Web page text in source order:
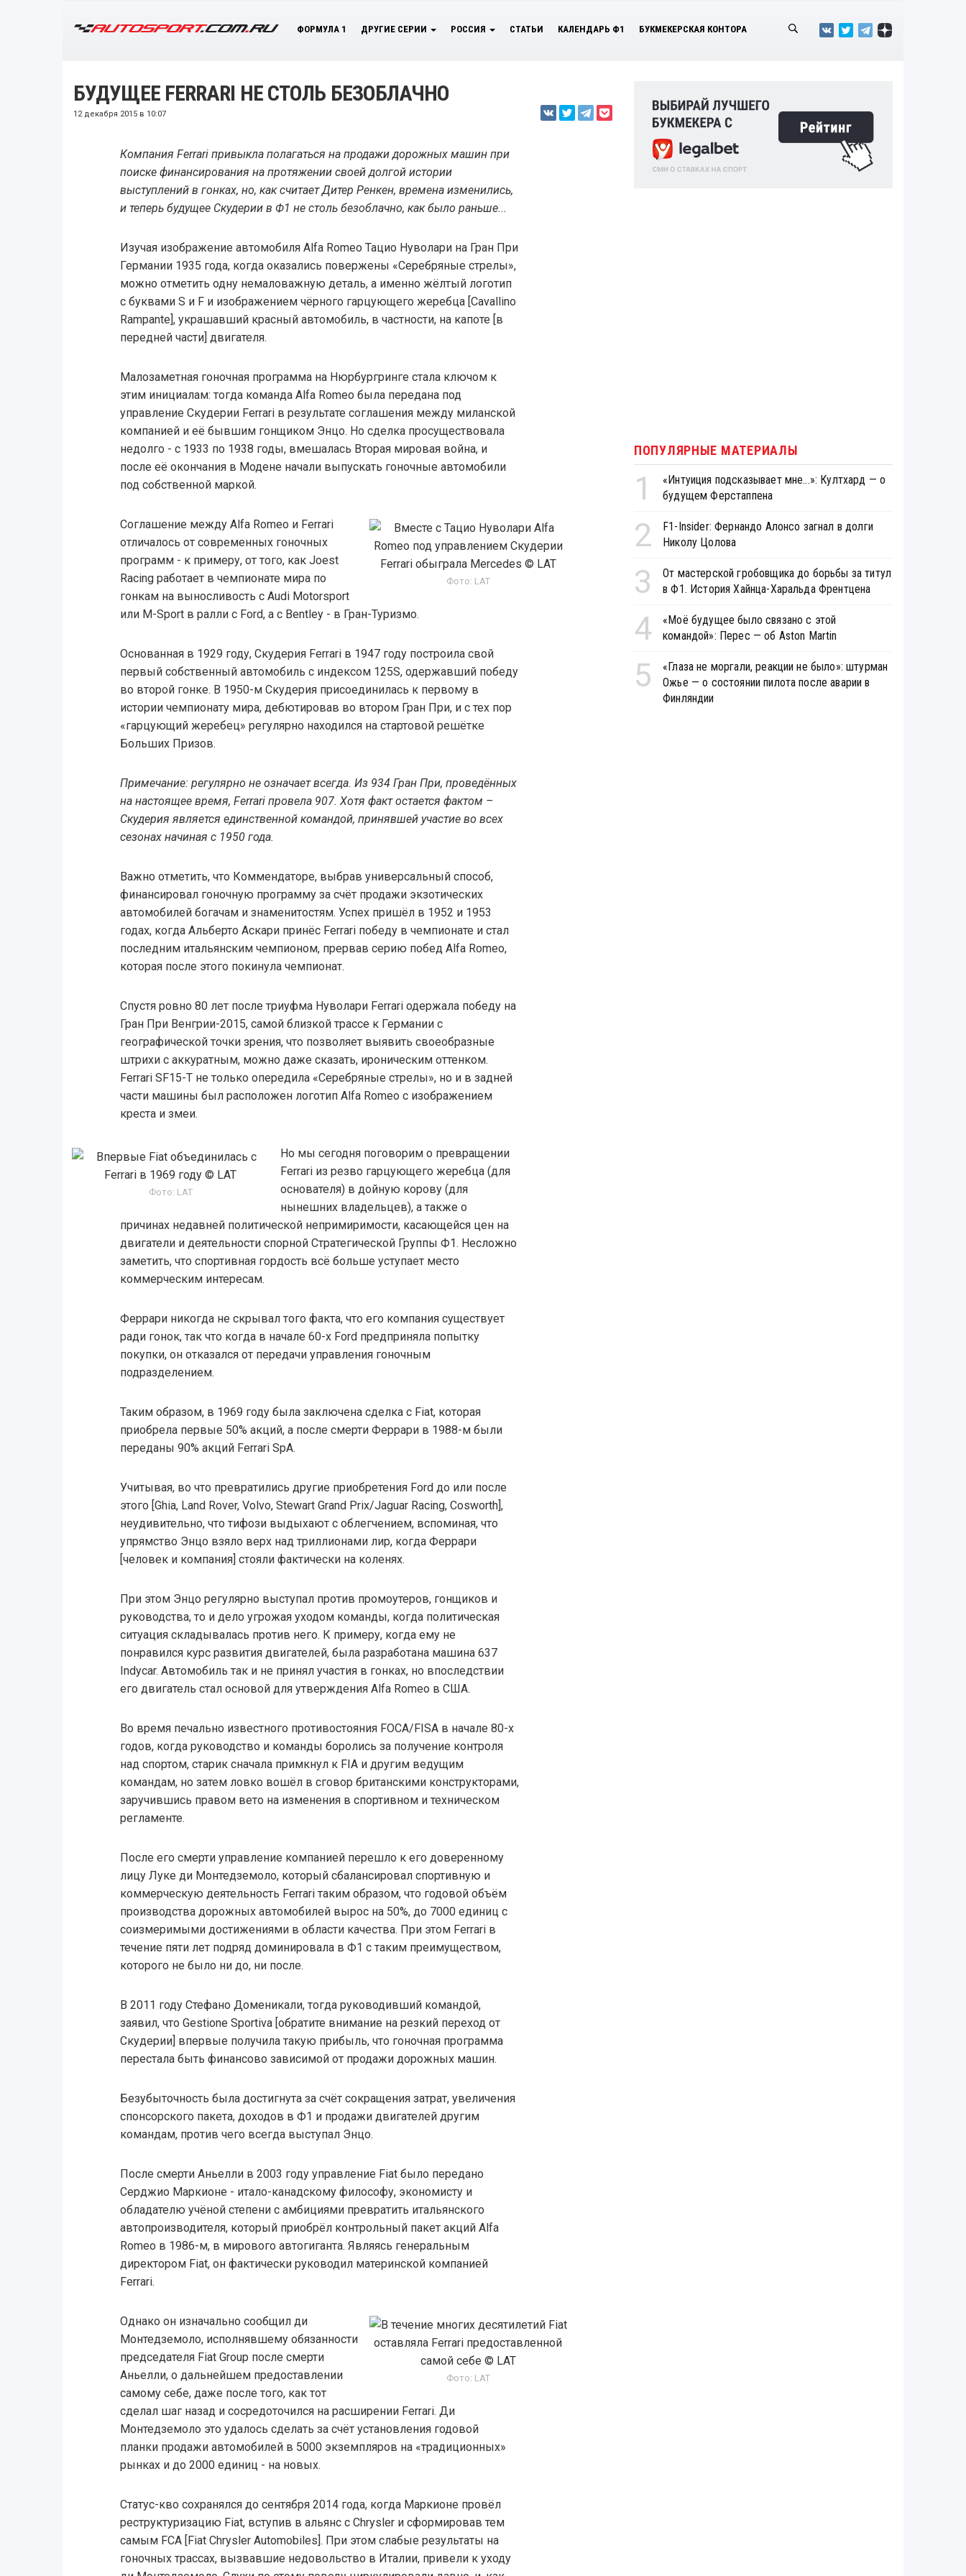
ФОРМУЛА 1 ДРУГИЕ СЕРИИ РОССИЯ СТАТЬИ КАЛЕНДАРЬ Ф1 БУКМЕКЕРСКАЯ КОНТОРА
БУДУЩЕЕ FERRARI НЕ СТОЛЬ БЕЗОБЛАЧНО
12 декабря 2015 в 10:07
Компания Ferrari привыкла полагаться на продажи дорожных машин при
поиске финансирования на протяжении своей долгой истории
выступлений в гонках, но, как считает Дитер Ренкен, времена изменились,
и теперь будущее Скудерии в Ф1 не столь безоблачно, как было раньше...
Изучая изображение автомобиля Alfa Romeo Тацио Нуволари на Гран При
Германии 1935 года, когда оказались повержены «Серебряные стрелы»,
можно отметить одну немаловажную деталь, а именно жёлтый логотип
с буквами S и F и изображением чёрного гарцующего жеребца [Cavallino
Rampante], украшавший красный автомобиль, в частности, на капоте [в
передней части] двигателя.
Малозаметная гоночная программа на Нюрбургринге стала ключом к
этим инициалам: тогда команда Alfa Romeo была передана под
управление Скудерии Ferrari в результате соглашения между миланской
компанией и её бывшим гонщиком Энцо. Но сделка просуществовала
недолго - с 1933 по 1938 годы, вмешалась Вторая мировая война, и
после её окончания в Модене начали выпускать гоночные автомобили
под собственной маркой.
Фото: LAT
Соглашение между Alfa Romeo и Ferrari
отличалось от современных гоночных
программ - к примеру, от того, как Joest
Racing работает в чемпионате мира по
гонкам на выносливость с Audi Motorsport
или M-Sport в ралли с Ford, а с Bentley - в Гран-Туризмо.
Основанная в 1929 году, Скудерия Ferrari в 1947 году построила свой
первый собственный автомобиль с индексом 125S, одержавший победу
во второй гонке. В 1950-м Скудерия присоединилась к первому в
истории чемпионату мира, дебютировав во втором Гран При, и с тех пор
«гарцующий жеребец» регулярно находился на стартовой решётке
Больших Призов.
Примечание: регулярно не означает всегда. Из 934 Гран При, проведённых
на настоящее время, Ferrari провела 907. Хотя факт остается фактом –
Скудерия является единственной командой, принявшей участие во всех
сезонах начиная с 1950 года.
Важно отметить, что Коммендаторе, выбрав универсальный способ,
финансировал гоночную программу за счёт продажи экзотических
автомобилей богачам и знаменитостям. Успех пришёл в 1952 и 1953
годах, когда Альберто Аскари принёс Ferrari победу в чемпионате и стал
последним итальянским чемпионом, прервав серию побед Alfa Romeo,
которая после этого покинула чемпионат.
Спустя ровно 80 лет после триуфма Нуволари Ferrari одержала победу на
Гран При Венгрии-2015, самой близкой трассе к Германии с
географической точки зрения, что позволяет выявить своеобразные
штрихи с аккуратным, можно даже сказать, ироническим оттенком.
Ferrari SF15-T не только опередила «Серебряные стрелы», но и в задней
части машины был расположен логотип Alfa Romeo с изображением
креста и змеи.
Фото: LAT
Но мы сегодня поговорим о превращении
Ferrari из резво гарцующего жеребца (для
основателя) в дойную корову (для
нынешних владельцев), а также о
причинах недавней политической непримиримости, касающейся цен на
двигатели и деятельности спорной Стратегической Группы Ф1. Несложно
заметить, что спортивная гордость всё больше уступает место
коммерческим интересам.
Феррари никогда не скрывал того факта, что его компания существует
ради гонок, так что когда в начале 60-х Ford предприняла попытку
покупки, он отказался от передачи управления гоночным
подразделением.
Таким образом, в 1969 году была заключена сделка с Fiat, которая
приобрела первые 50% акций, а после смерти Феррари в 1988-м были
переданы 90% акций Ferrari SpA.
Учитывая, во что превратились другие приобретения Ford до или после
этого [Ghia, Land Rover, Volvo, Stewart Grand Prix/Jaguar Racing, Cosworth],
неудивительно, что тифози выдыхают с облегчением, вспоминая, что
упрямство Энцо взяло верх над триллионами лир, когда Феррари
[человек и компания] стояли фактически на коленях.
При этом Энцо регулярно выступал против промоутеров, гонщиков и
руководства, то и дело угрожая уходом команды, когда политическая
ситуация складывалась против него. К примеру, когда ему не
понравился курс развития двигателей, была разработана машина 637
Indycar. Автомобиль так и не принял участия в гонках, но впоследствии
его двигатель стал основой для утверждения Alfa Romeo в США.
Во время печально известного противостояния FOCA/FISA в начале 80-х
годов, когда руководство и команды боролись за получение контроля
над спортом, старик сначала примкнул к FIA и другим ведущим
командам, но затем ловко вошёл в сговор британскими конструкторами,
заручившись правом вето на изменения в спортивном и техническом
регламенте.
После его смерти управление компанией перешло к его доверенному
лицу Луке ди Монтедземоло, который сбалансировал спортивную и
коммерческую деятельность Ferrari таким образом, что годовой объём
производства дорожных автомобилей вырос на 50%, до 7000 единиц с
соизмеримыми достижениями в области качества. При этом Ferrari в
течение пяти лет подряд доминировала в Ф1 с таким преимуществом,
которого не было ни до, ни после.
В 2011 году Стефано Доменикали, тогда руководивший командой,
заявил, что Gestione Sportiva [обратите внимание на резкий переход от
Скудерии] впервые получила такую прибыль, что гоночная программа
перестала быть финансово зависимой от продажи дорожных машин.
Безубыточность была достигнута за счёт сокращения затрат, увеличения
спонсорского пакета, доходов в Ф1 и продажи двигателей другим
командам, против чего всегда выступал Энцо.
После смерти Аньелли в 2003 году управление Fiat было передано
Серджио Маркионе - итало-канадскому философу, экономисту и
обладателю учёной степени с амбициями превратить итальянского
автопроизводителя, который приобрёл контрольный пакет акций Alfa
Romeo в 1986-м, в мирового автогиганта. Являясь генеральным
директором Fiat, он фактически руководил материнской компанией
Ferrari.
Фото: LAT
Однако он изначально сообщил ди
Монтедземоло, исполнявшему обязанности
председателя Fiat Group после смерти
Аньелли, о дальнейшем предоставлении
самому себе, даже после того, как тот
сделал шаг назад и сосредоточился на расширении Ferrari. Ди
Монтедземоло это удалось сделать за счёт установления годовой
планки продажи автомобилей в 5000 экземпляров на «традиционных»
рынках и до 2000 единиц - на новых.
Статус-кво сохранялся до сентября 2014 года, когда Маркионе провёл
реструктуризацию Fiat, вступив в альянс с Chrysler и сформировав тем
самым FCA [Fiat Chrysler Automobiles]. При этом слабые результаты на
гоночных трассах, вызвавшие недовольство в Италии, привели к уходу
ПОПУЛЯРНЫЕ МАТЕРИАЛЫ
1
«Интуиция подсказывает мне...»: Култхард — о
будущем Ферстаппена
2
F1-Insider: Фернандо Алонсо загнал в долги
Николу Цолова
3
От мастерской гробовщика до борьбы за титул
в Ф1. История Хайнца-Харальда Френтцена
4
«Моё будущее было связано с этой
командой»: Перес — об Aston Martin
5
«Глаза не моргали, реакции не было»: штурман
Ожье — о состоянии пилота после аварии в
Финляндии